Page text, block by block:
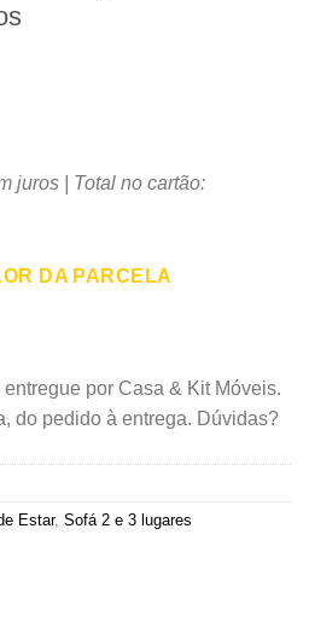
juros | Total no cartão:
DA PARCELA
por Casa & Kit Móveis.
do pedido à entrega. Dúvidas?
Estar, Sofá 2 e 3 lugares